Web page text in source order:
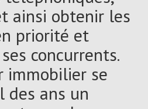
ainsi obtenir les
priorité et
concurrents.
immobilier se
des ans un